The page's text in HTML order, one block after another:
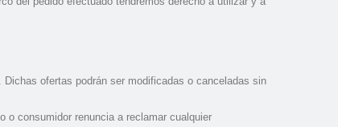
ofertas podrán ser modificadas o canceladas sin
o consumidor renuncia a reclamar cualquier